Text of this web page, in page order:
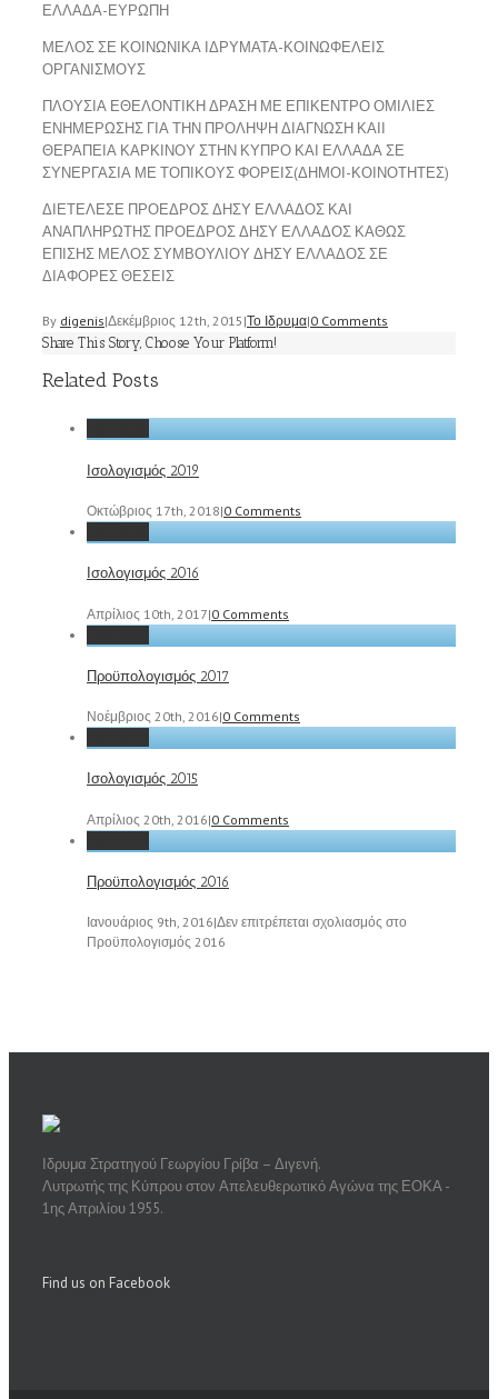
ΕΛΛΑΔΑ-ΕΥΡΩΠΗ
ΜΕΛΟΣ ΣΕ ΚΟΙΝΩΝΙΚΑ ΙΔΡΥΜΑΤΑ-ΚΟΙΝΩΦΕΛΕΙΣ
ΟΡΓΑΝΙΣΜΟΥΣ
ΠΛΟΥΣΙΑ ΕΘΕΛΟΝΤΙΚΗ ΔΡΑΣΗ ΜΕ ΕΠΙΚΕΝΤΡΟ ΟΜΙΛΙΕΣ
ΕΝΗΜΕΡΩΣΗΣ ΓΙΑ ΤΗΝ ΠΡΟΛΗΨΗ ΔΙΑΓΝΩΣΗ ΚΑΙΙ
ΘΕΡΑΠΕΙΑ ΚΑΡΚΙΝΟΥ ΣΤΗΝ ΚΥΠΡΟ ΚΑΙ ΕΛΛΑΔΑ ΣΕ
ΣΥΝΕΡΓΑΣΙΑ ΜΕ ΤΟΠΙΚΟΥΣ ΦΟΡΕΙΣ(ΔΗΜΟΙ-ΚΟΙΝΟΤΗΤΕΣ)
ΔΙΕΤΕΛΕΣΕ ΠΡΟΕΔΡΟΣ ΔΗΣΥ ΕΛΛΑΔΟΣ ΚΑΙ
ΑΝΑΠΛΗΡΩΤΗΣ ΠΡΟΕΔΡΟΣ ΔΗΣΥ ΕΛΛΑΔΟΣ ΚΑΘΩΣ
ΕΠΙΣΗΣ ΜΕΛΟΣ ΣΥΜΒΟΥΛΙΟΥ ΔΗΣΥ ΕΛΛΑΔΟΣ ΣΕ
ΔΙΑΦΟΡΕΣ ΘΕΣΕΙΣ
By digenis|Δεκέμβριος 12th, 2015 |Το Ιδρυμα|0 Comments
Share This Story, Choose Your Platform!
Related Posts
Ισολογισμός 2019
Οκτώβριος 17th, 2018|0 Comments
Ισολογισμός 2016
Απρίλιος 10th, 2017|0 Comments
Προϋπολογισμός 2017
Νοέμβριος 20th, 2016|0 Comments
Ισολογισμός 2015
Απρίλιος 20th, 2016|0 Comments
Προϋπολογισμός 2016
Ιανουάριος 9th, 2016|Δεν επιτρέπεται σχολιασμός στο
Προϋπολογισμός 2016
Ιδρυμα Στρατηγού Γεωργίου Γρίβα – Διγενή.
Λυτρωτής της Κύπρου στον Απελευθερωτικό Αγώνα της ΕΟΚΑ -
1ης Απριλίου 1955.
Find us on Facebook